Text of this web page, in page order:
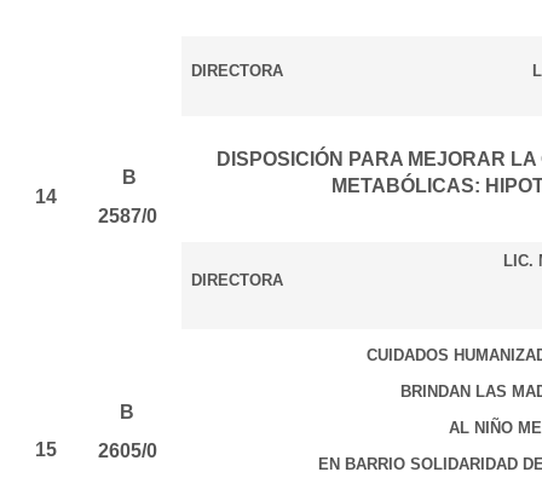
DIRECTORA
14
B
2587/0
DISPOSICIÓN PARA MEJORAR
METABÓLICAS:
DIRECTORA
LIC.
15
B
2605/0
CUIDADOS
BRINDAN LAS
AL NIÑO
EN BARRIO SOLIDARIDAD